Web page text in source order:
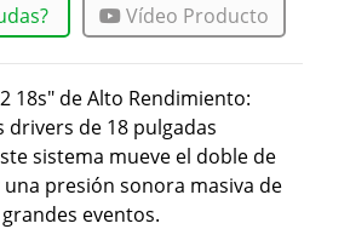
18s" de Alto Rendimiento:
drivers de 18 pulgadas
sistema mueve el doble de
presión sonora masiva de
eventos.
Vídeo Producto